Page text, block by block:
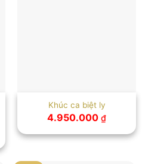
là:
₫.
Khúc ca biệt ly
4.950.000 ₫